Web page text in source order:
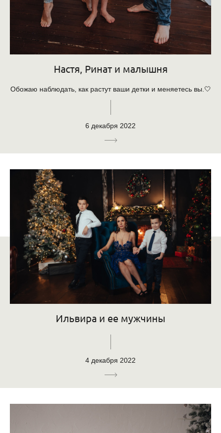
Настя, Ринат и малышня
Обожаю наблюдать, как растут ваши детки и меняетесь вы.🤍
6 декабря 2022
Ильвира и ее мужчины
4 декабря 2022